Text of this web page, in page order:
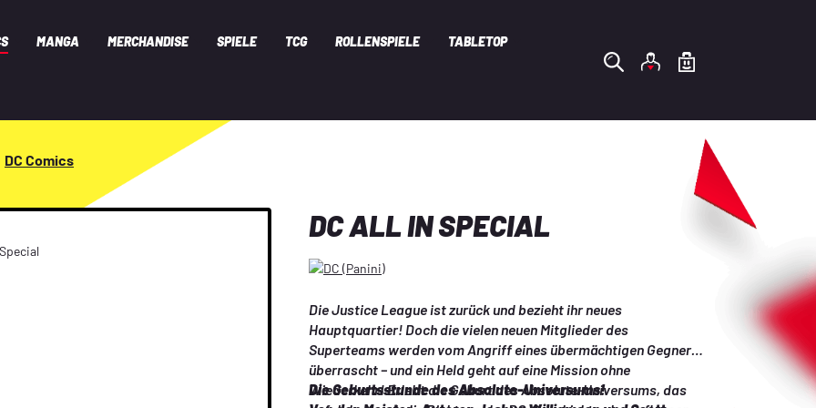
MANGA MERCHANDISE SPIELE TCG ROLLENSPIELE TABLETOP
DC Comics
DC ALL IN SPECIAL
Die Justice League ist zurück und bezieht ihr neues
Hauptquartier! Doch die vielen neuen Mitglieder des
Superteams werden vom Angriff eines übermächtigen Gegners
überrascht – und ein Held geht auf eine Mission ohne
Wiederkehr! Erlebt die Geburt des Absolute-Universums, das
Die Geburtsstunde des Absolute-Universums!